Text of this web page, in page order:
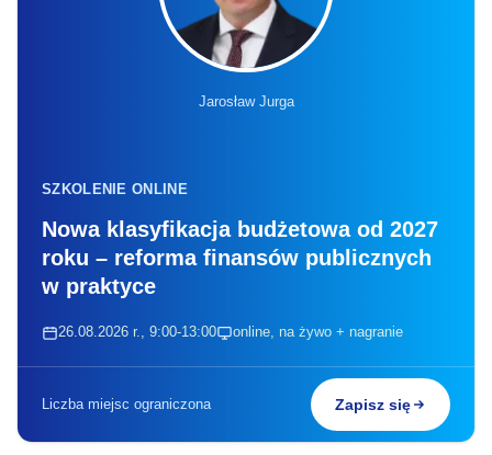
Jarosław Jurga
SZKOLENIE ONLINE
Nowa klasyfikacja budżetowa od 2027
roku – reforma finansów publicznych
w praktyce
26.08.2026 r., 9:00-13:00 online, na żywo + nagranie
Liczba miejsc ograniczona Zapisz się